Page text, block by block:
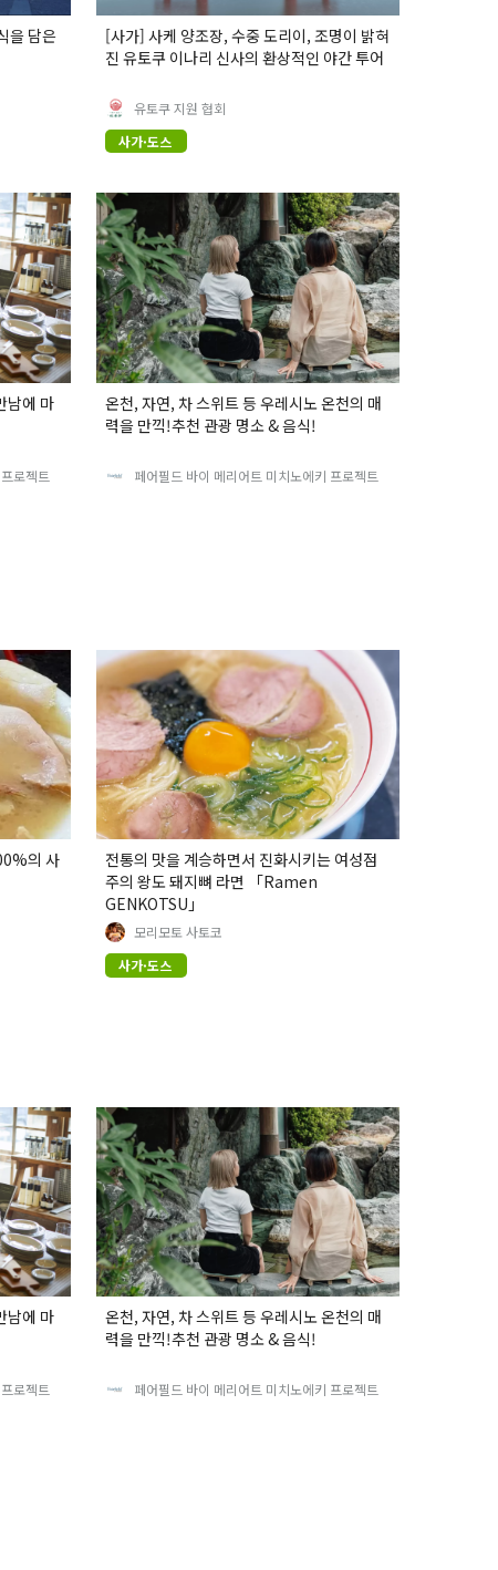
을 담은
[사가] 사케 양조장, 수중 도리이, 조명이 밝혀
진 유토쿠 이나리 신사의 환상적인 야간 투어
유토쿠 지원 협회
사가·도스
남에 마
로젝트
온천, 자연, 차 스위트 등 우레시노 온천의 매
력을 만끽!추천 관광 명소 & 음식!
페어필드 바이 메리어트 미치노에키 프로젝트
의 사
전통의 맛을 계승하면서 진화시키는 여성점
주의 왕도 돼지뼈 라면 「Ramen
GENKOTSU」
모리모토 사토코
사가·도스
남에 마
로젝트
온천, 자연, 차 스위트 등 우레시노 온천의 매
력을 만끽!추천 관광 명소 & 음식!
페어필드 바이 메리어트 미치노에키 프로젝트